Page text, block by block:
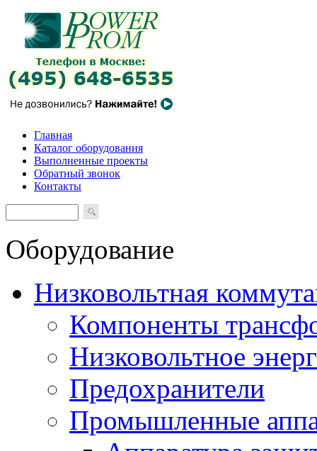
Главная
Каталог оборудования
Выполненные проекты
Обратный звонок
Контакты
Оборудование
Низковольтная
Компоненты
Низковольтное
Предохранители
Промышленные